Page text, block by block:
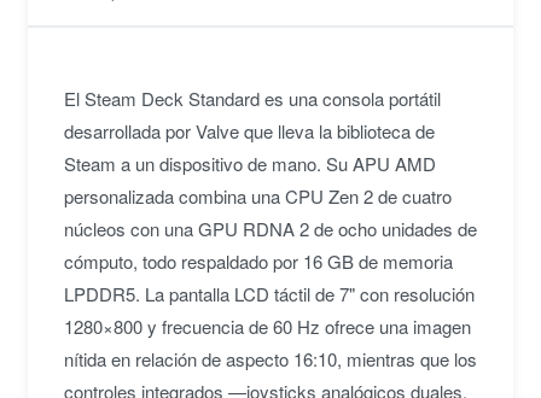
El Steam Deck Standard es una consola portátil
desarrollada por Valve que lleva la biblioteca de
Steam a un dispositivo de mano. Su APU AMD
personalizada combina una CPU Zen 2 de cuatro
núcleos con una GPU RDNA 2 de ocho unidades de
cómputo, todo respaldado por 16 GB de memoria
LPDDR5. La pantalla LCD táctil de 7" con resolución
1280×800 y frecuencia de 60 Hz ofrece una imagen
nítida en relación de aspecto 16:10, mientras que los
controles integrados —joysticks analógicos duales,